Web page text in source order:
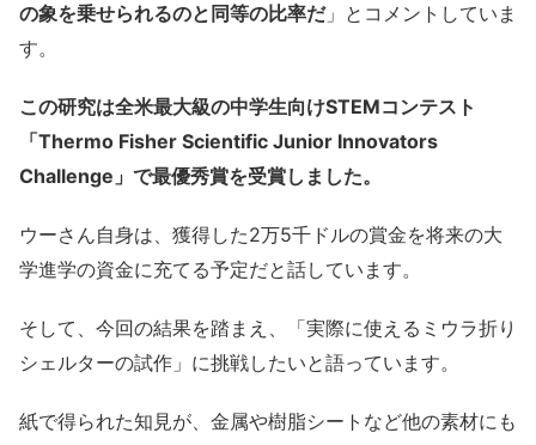
の象を乗せられるのと同等の比率だ」とコメントしていま
す。
この研究は全米最大級の中学生向けSTEMコンテスト
「Thermo Fisher Scientific Junior Innovators
Challenge」で最優秀賞を受賞しました。
ウーさん自身は、獲得した2万5千ドルの賞金を将来の大
学進学の資金に充てる予定だと話しています。
そして、今回の結果を踏まえ、「実際に使えるミウラ折り
シェルターの試作」に挑戦したいと語っています。
紙で得られた知見が、金属や樹脂シートなど他の素材にも